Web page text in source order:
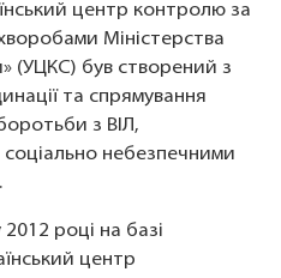
центр контролю за
Міністерства
(УЦКС) був створений з
та спрямування
з ВІЛ,
небезпечними
році на базі
центр